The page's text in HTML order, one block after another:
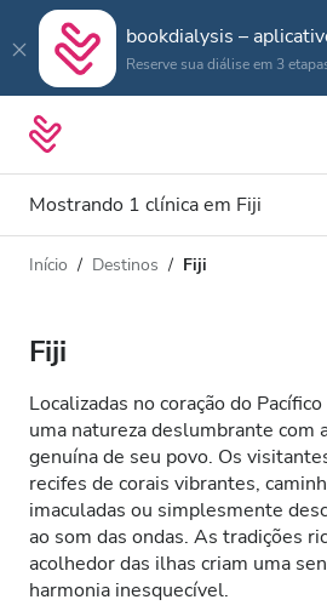
bookdialysis –
Reserve sua diálise em 3
Mostrando 1 clínica em Fiji
Tipo de Diálise
Diálise HDF
Aceita
Pacientes com HIV
Distância
Preço
Início Destinos Fiji
Fiji
Localizadas no coração do
uma natureza deslumbrante com
genuína de seu povo. Os
recifes de corais vibrantes,
imaculadas ou simplesmente
ao som das ondas. As tradições
acolhedor das ilhas criam uma
harmonia inesquecível.